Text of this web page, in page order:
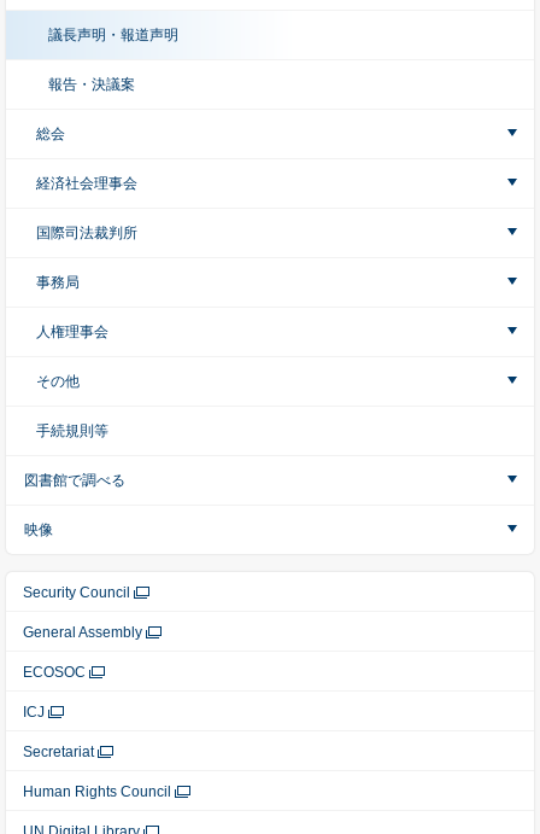
議長声明・報道声明
報告・決議案
総会
経済社会理事会
国際司法裁判所
事務局
人権理事会
その他
手続規則等
図書館で調べる
映像
Security Council
General Assembly
ECOSOC
ICJ
Secretariat
Human Rights Council